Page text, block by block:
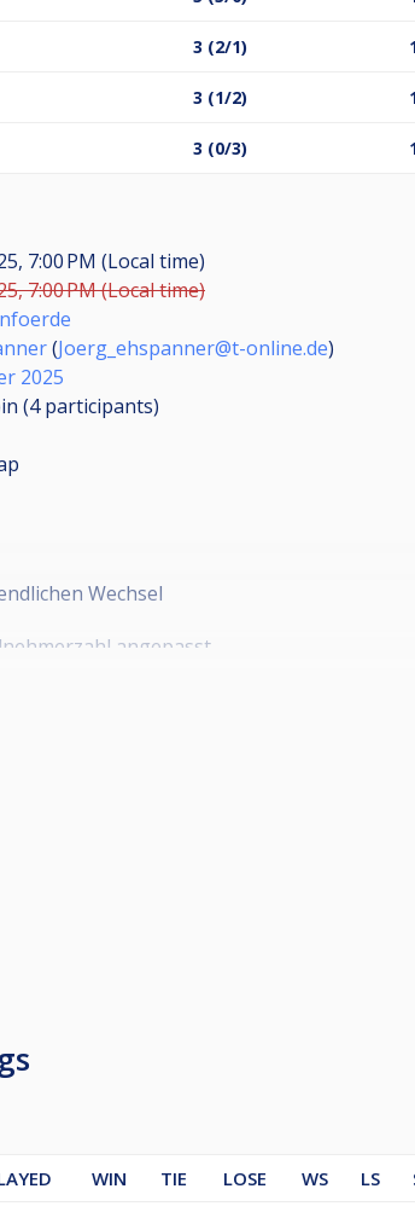
3 (2/1)
3 (1/2)
3 (0/3)
7:00 PM (Local time)
7:00 PM (Local time)
(Joerg_ehspanner@t-online.de)
2025
(4participants)
Wechsel
angepasst
WIN TIE LOSE WS LS